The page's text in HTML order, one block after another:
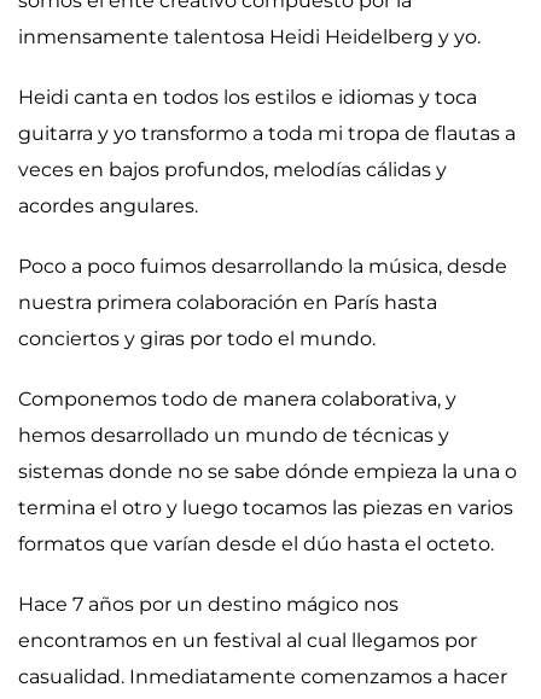
inmensamente talentosa Heidi Heidelberg y yo.
Heidi canta en todos los estilos e idiomas y toca
guitarra y yo transformo a toda mi tropa de flautas a
veces en bajos profundos, melodías cálidas y
acordes angulares.
Poco a poco fuimos desarrollando la música, desde
nuestra primera colaboración en París hasta
conciertos y giras por todo el mundo.
Componemos todo de manera colaborativa, y
hemos desarrollado un mundo de técnicas y
sistemas donde no se sabe dónde empieza la una o
termina el otro y luego tocamos las piezas en varios
formatos que varían desde el dúo hasta el octeto.
Hace 7 años por un destino mágico nos
encontramos en un festival al cual llegamos por
casualidad. Inmediatamente comenzamos a hacer